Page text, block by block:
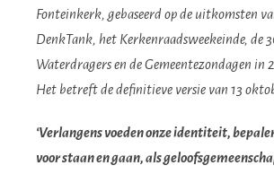
Fonteinkerk, gebaseerd op de uitkomsten
DenkTank, het Kerkenraadsweekeinde, de
Waterdragers en de Gemeentezondagen in
Het betreft de definitieve versie van 13
‘Verlangens voeden onze identiteit,
voor staan en gaan, als